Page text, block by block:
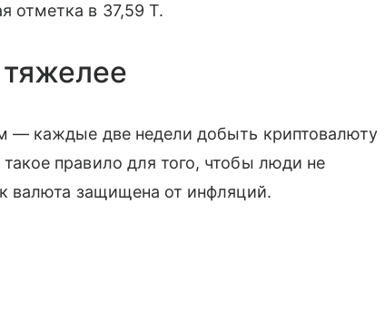
отметка в 37,59 Т.
— каждые две недели добыть криптовалюту
правило для того, чтобы люди не
валюта защищена от инфляций.